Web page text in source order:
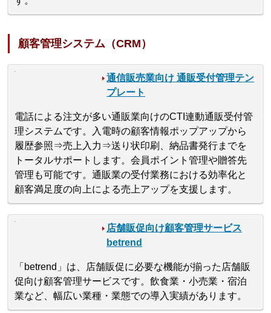
顧客管理システム（CRM）
通信販売業向け 通販受付管理テン
プレート
電話による注文が多い通販業向けのCTI連動通販受付管
理システムです。入電時の顧客情報ポップアップから
履歴参照⇒売上入力⇒送り状印刷、納品書発行までを
トータルサポートします。会員ポイント管理や贈答先
管理も可能です。通販業の受付業務における効率化と
顧客満足度の向上による売上アップを支援します。
店舗販促向け顧客管理サービス
betrend
「betrend」は、店舗販促に必要な機能が揃った店舗販
促向け顧客管理サービスです。飲食業・小売業・宿泊
業など、幅広い業種・業態での導入実績があります。